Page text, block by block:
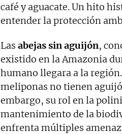
café y aguacate. Un hito
entender la protección
Las abejas sin aguijón,
existido en la Amazonia
humano llegara a la
meliponas no tienen
embargo, su rol en la
mantenimiento de la
enfrenta múltiples